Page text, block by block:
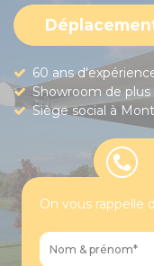
60 ans
Showroom de
Siège social à
On vous rappelle